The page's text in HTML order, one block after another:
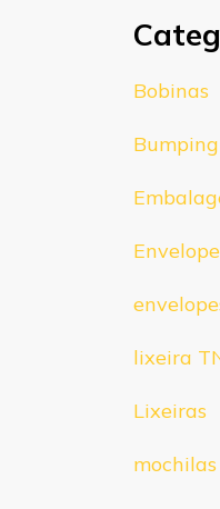
Bobinas
Bumping
lixeira
Lixeiras